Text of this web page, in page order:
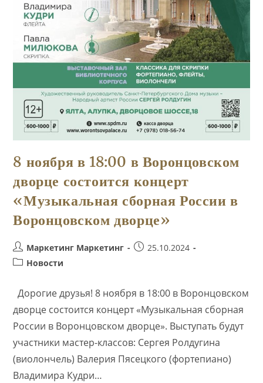
8 ноября в 18:00 в Воронцовском
дворце состоится концерт
«Музыкальная сборная России в
Воронцовском дворце»
Автор
записи:
Маркетинг Маркетинг
Запись25.10.2024
Рубрика
Новости
Дорогие друзья! 8 ноября в 18:00 в Воронцовском
дворце состоится концерт «Музыкальная сборная
России в Воронцовском дворце». Выступать будут
участники мастер-классов: Сергея Ролдугина
(виолончель) Валерия Пясецкого (фортепиано)
Владимира Кудри…